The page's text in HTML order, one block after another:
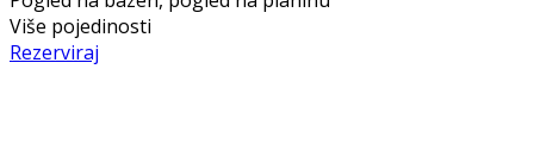
Više pojedinosti
Rezerviraj